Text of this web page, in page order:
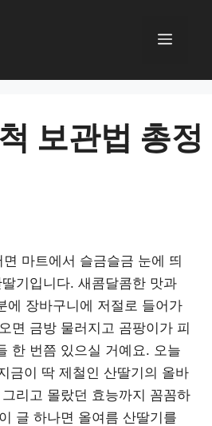
메
보관법 총정
마트에서 슬금슬금 눈에 띄
기입니다. 새콤달콤한 맛과
에 장바구니에 저절로 들어가
면 금방 물러지고 곰팡이가 피
한 번쯤 있으실 거예요. 오늘
금이 딱 제철인 산딸기의 올바
리고 몰랐던 효능까지 꼼꼼하
글 하나면 올여름 산딸기를